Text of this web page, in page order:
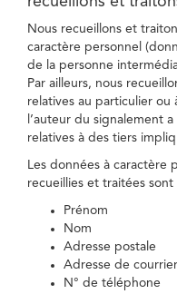
Nous recueillons et
caractère personnel
de la personne
Par ailleurs, nous
relatives au particulier ou
l’auteur du signalement
relatives à des tiers
Les données à caractère
recueillies et traitées sont
Prénom
Nom
Adresse postale
Adresse de
N° de téléphone